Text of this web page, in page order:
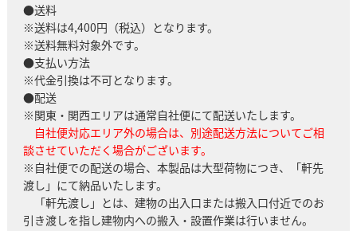
●送料
※送料は4,400円（税込）となります。
※送料無料対象外です。
●支払い方法
※代金引換は不可となります。
●配送
※関東・関西エリアは通常自社便にて配送いたします。
自社便対応エリア外の場合は、別途配送方法についてご相
談させていただく場合がございます。
※自社便での配送の場合、本製品は大型荷物につき、「軒先
渡し」にて納品いたします。
「軒先渡し」とは、建物の出入口または搬入口付近でのお
引き渡しを指し建物内への搬入・設置作業は行いません。